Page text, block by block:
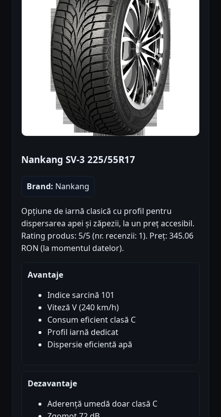
Nankang SV-3 225/55R17
Brand: Nankang
Opțiune de iarnă clasică cu profil pentru
dispersarea apei și zăpezii, la un preț accesibil.
Rating produs: 5/5 (nr. recenzii: 1). Preț: 345.06
RON (la momentul datelor).
Avantaje
Indice sarcină 101
Viteză V (240 km/h)
Consum eficient clasă C
Profil iarnă dedicat
Dispersie eficientă apă
Dezavantaje
Aderență umedă doar clasă C